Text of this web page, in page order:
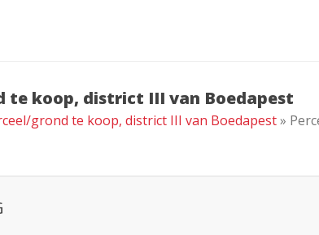
te koop, district III van Boedapest
grond te koop, district III van Boedapest»